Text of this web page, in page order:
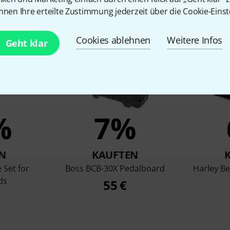
Ihre erteilte Zustimmung jederzeit über die Cookie-
Geht klar Cookies ablehnen Weitere Infos
die sich dieses Produkt
Set for
7%
KAUFTEN
Boss BCB-30X Pedalboard
55 €
Harley